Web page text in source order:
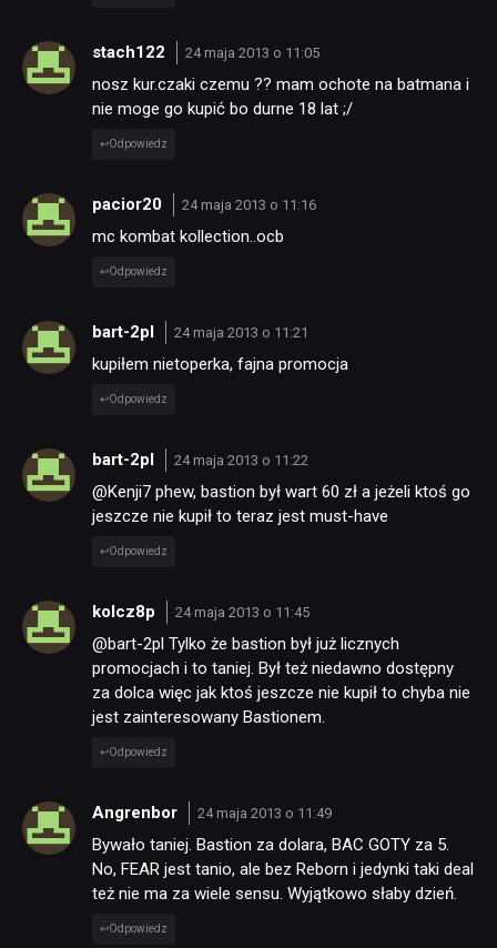
KULTURA
TECHNOLOGIE
DYSKUSJE
JUŻ GRALIŚMY
stach122 24 maja 2013 o 11:05
nosz kur.czaki czemu ?? mam ochote na batmana i
nie moge go kupić bo durne 18 lat ;/
Odpowiedz
pacior20 24 maja 2013 o 11:16
mc kombat kollection..ocb
Odpowiedz
bart-2pl 24 maja 2013 o 11:21
kupiłem nietoperka, fajna promocja
Odpowiedz
bart-2pl 24 maja 2013 o 11:22
@Kenji7 phew, bastion był wart 60 zł a jeżeli ktoś go
jeszcze nie kupił to teraz jest must-have
Odpowiedz
kolcz8p 24 maja 2013 o 11:45
@bart-2pl Tylko że bastion był już licznych
promocjach i to taniej. Był też niedawno dostępny
za dolca więc jak ktoś jeszcze nie kupił to chyba nie
jest zainteresowany Bastionem.
Odpowiedz
Angrenbor 24 maja 2013 o 11:49
Bywało taniej. Bastion za dolara, BAC GOTY za 5.
No, FEAR jest tanio, ale bez Reborn i jedynki taki deal
też nie ma za wiele sensu. Wyjątkowo słaby dzień.
Odpowiedz